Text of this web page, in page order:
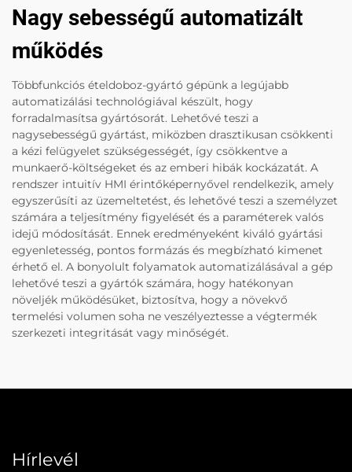
Nagy sebességű automatizált
működés
Többfunkciós ételdoboz-gyártó gépünk a legújabb
automatizálási technológiával készült, hogy
forradalmasítsa gyártósorát. Lehetővé teszi a
nagysebességű gyártást, miközben drasztikusan csökkenti
a kézi felügyelet szükségességét, így csökkentve a
munkaerő-költségeket és az emberi hibák kockázatát. A
rendszer intuitív HMI érintőképernyővel rendelkezik, amely
egyszerűsíti az üzemeltetést, és lehetővé teszi a személyzet
számára a teljesítmény figyelését és a paraméterek valós
idejű módosítását. Ennek eredményeként kiváló gyártási
egyenletesség, pontos formázás és megbízható kimenet
érhető el. A bonyolult folyamatok automatizálásával a gép
lehetővé teszi a gyártók számára, hogy hatékonyan
növeljék működésüket, biztosítva, hogy a növekvő
termelési volumen soha ne veszélyeztesse a végtermék
szerkezeti integritását vagy minőségét.
Hírlevél